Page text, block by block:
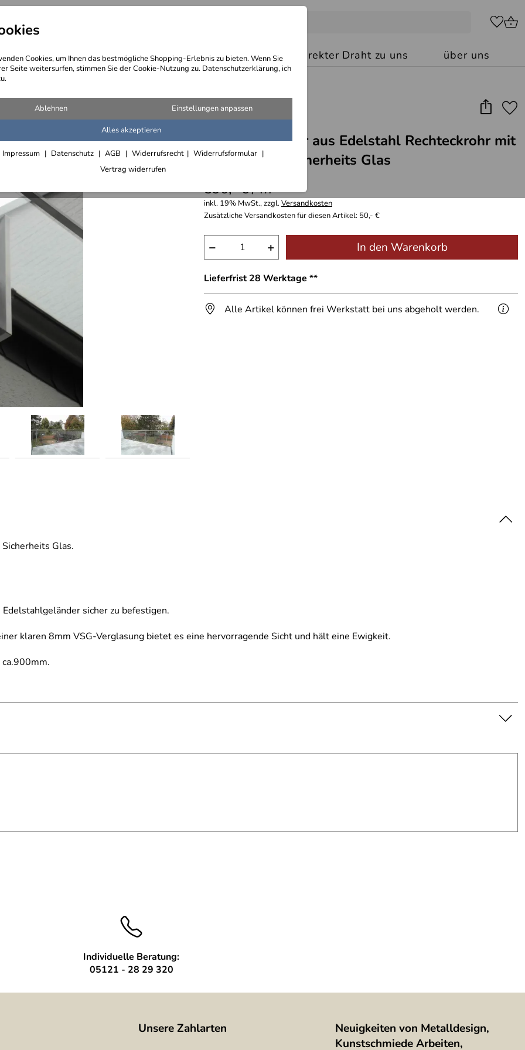
Cookies, um Ihnen das bestmögliche Shopping-Erlebnis zu bieten. Wenn Sie
Seite weitersurfen, stimmen Sie der Cookie-Nutzung zu. Datenschutzerklärung, ich
Ablehnen Einstellungen anpassen
Alles akzeptieren
Impressum Datenschutz AGB Widerrufsrecht
Widerrufsformular
Vertrag widerrufen
Wegebeschreibung @ Kontakt: Ihr direkter Draht zu uns über uns
Balkongeländer aus Edelstahl Rechteckrohr mit
Füllung aus Sicherheits Glas
590,- € / m
inkl. 19% MwSt., zzgl.Versandkosten
Zusätzliche Versandkosten für diesen Artikel: 50,- €
− + In den Warenkorb
Lieferfrist 28 Werktage **
Alle Artikel können frei Werkstatt bei uns abgeholt werden.
Glas.
sicher zu befestigen.
klaren 8mm VSG-Verglasung bietet es eine hervorragende Sicht und hält eine Ewigkeit.
geführt
Individuelle Beratung:
05121 - 28 29 320
Unsere Zahlarten
Neuigkeiten von Metalldesign,
Kunstschmiede Arbeiten,